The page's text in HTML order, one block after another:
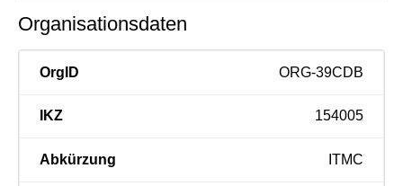
Organisationsdaten
OrgID ORG-39CDB
IKZ 154005
Abkürzung ITMC